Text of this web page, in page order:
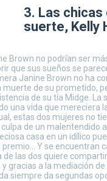
3. Las chicas
suerte, Kelly
Brown no podrían ser
que sus sueños se
Janine Brown no ha
muerte de su prometido,
de su tía Midge. La
una vida que mereciera
estas dos mujeres no
de un malentendido
casa en un idílico
Y se encuentran
de las dos quiere
gracias a la mediación
siempre da segundas